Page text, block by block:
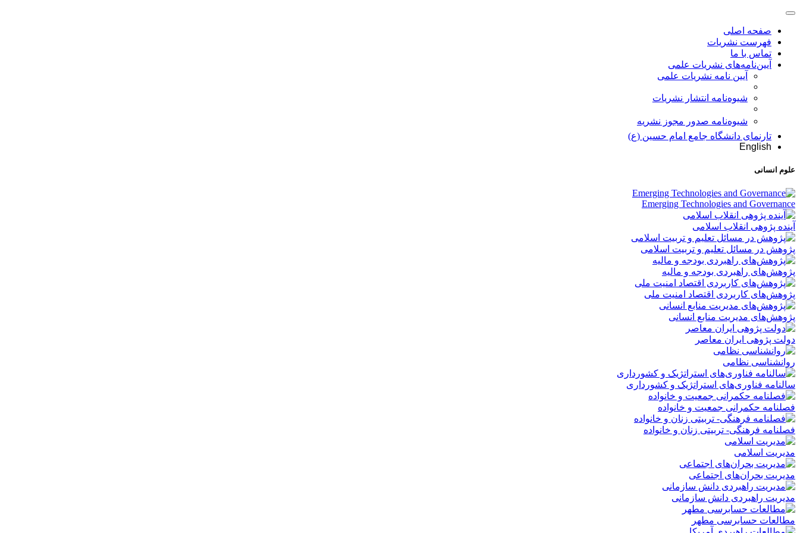
صفحه اصلی
فهرست نشریات
تماس با ما
آیین‌نامه‌های نشریات علمی
آیین نامه نشریات علمی
شیوه‌نامه انتشار نشریات
شیوهنامه صدور مجوز نشریه
تارنمای دانشگاه جامع امام حسین (ع)
English
علوم انسانی
Emerging Technologies and Governance
آینده پژوهی انقلاب اسلامی
پژوهش در مسائل تعلیم و تربیت اسلامی
پژوهش‌های راهبردی بودجه و مالیه
پژوهش‌های کاربردی اقتصاد امنیت ملی
پژوهش‌های مدیریت منابع انسانی
دولت پژوهی ایران معاصر
روانشناسی نظامی
سالنامه فناوری‌های استراتژیک و کشورداری
فصلنامه حکمرانی جمعیت و خانواده
فصلنامه فرهنگی- تربیتی زنان و خانواده
مدیریت اسلامی
مدیریت بحران‌های اجتماعی
مدیریت راهبردی دانش سازمانی
مطالعات حسابرسی مطهر